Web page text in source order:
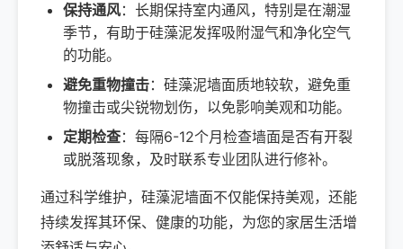
保持通风：长期保持室内通风，特别是在潮湿
季节，有助于硅藻泥发挥吸附湿气和净化空气
的功能。
避免重物撞击：硅藻泥墙面质地较软，避免重
物撞击或尖锐物划伤，以免影响美观和功能。
定期检查：每隔6-12个月检查墙面是否有开裂
或脱落现象，及时联系专业团队进行修补。
通过科学维护，硅藻泥墙面不仅能保持美观，还能
持续发挥其环保、健康的功能，为您的家居生活增